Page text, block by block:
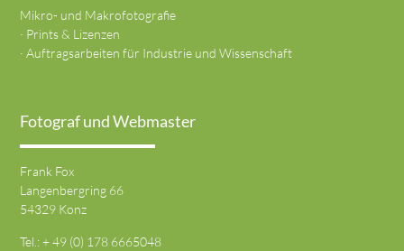
Mikro- und Makrofotografie
· Prints & Lizenzen
· Auftragsarbeiten für Industrie und Wissenschaft
Fotograf und Webmaster
Frank Fox
Langenbergring 66
54329 Konz
Tel.: + 49 (0) 178 6665048